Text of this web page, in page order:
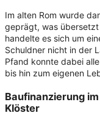
Im alten Rom wurde
geprägt, was
handelte es sich um
Schuldner nicht in der
Pfand konnte dabei
bis hin zum eigenen
Baufinanzierung
Klöster